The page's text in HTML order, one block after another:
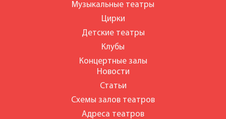
Музыкальные театры
Цирки
Детские театры
Клубы
Концертные залы
Новости
Статьи
Схемы залов театров
Адреса театров